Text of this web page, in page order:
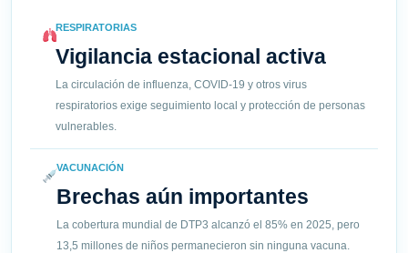
RESPIRATORIAS
Vigilancia estacional activa
La circulación de influenza, COVID-19 y otros virus
respiratorios exige seguimiento local y protección de personas
vulnerables.
VACUNACIÓN
Brechas aún importantes
La cobertura mundial de DTP3 alcanzó el 85% en 2025, pero
13,5 millones de niños permanecieron sin ninguna vacuna.